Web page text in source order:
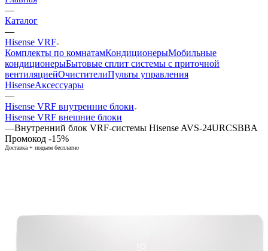
—
Каталог
—
Hisense VRF
Комплекты по комнатамКондиционерыМобильные
кондиционерыБытовые сплит системы с приточной
вентиляциейОчистителиПульты управления
HisenseАксессуары
—
Hisense VRF внутренние блоки
Hisense VRF внешние блоки
—Внутренний блок VRF-системы Hisense AVS-24URCSBBA
Промокод -15%
Доставка + подъем бесплатно